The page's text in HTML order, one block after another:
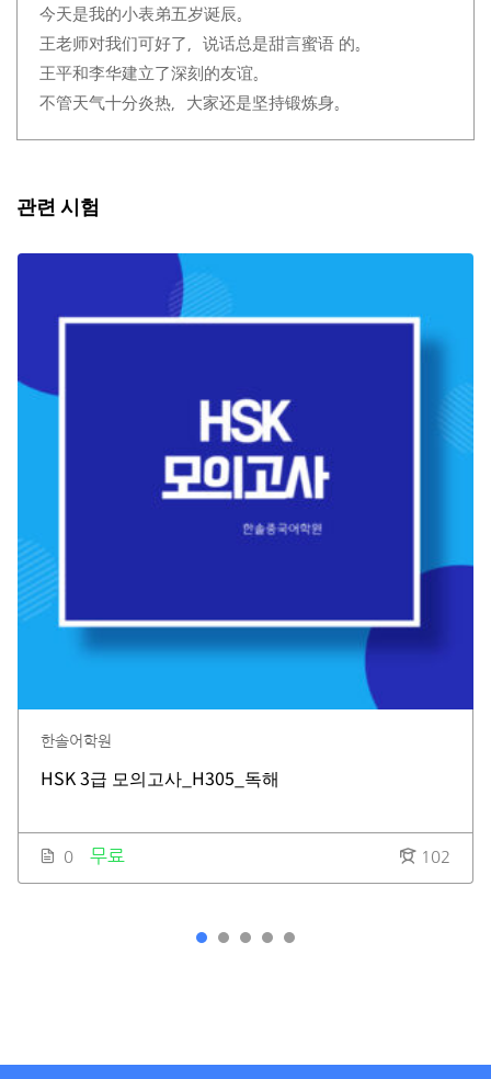
今天是我的小表弟五岁诞辰。
王老师对我们可好了，说话总是甜言蜜语 的。
王平和李华建立了深刻的友谊。
不管天气十分炎热，大家还是坚持锻炼身。
관련 시험
한솔어학원
HSK 3급 모의고사_H305_독해
0 102
무료